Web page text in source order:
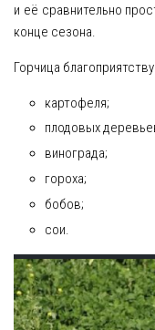
и её сравнительно
конце сезона.
Горчица
картофеля;
плодовых
винограда;
гороха;
бобов;
сои.